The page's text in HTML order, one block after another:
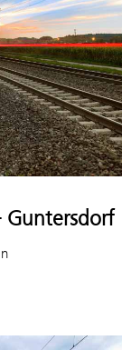
Guntersdorf